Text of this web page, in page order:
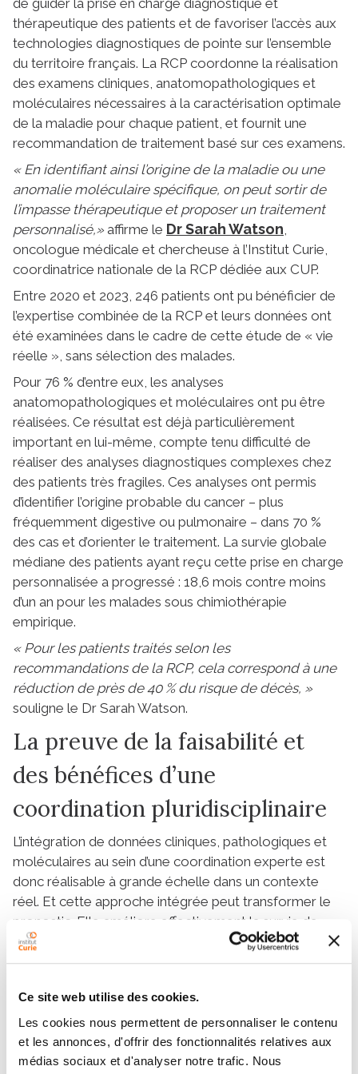
Ce site web utilise des cookies.
Les cookies nous permettent de personnaliser le contenu
et les annonces, d'offrir des fonctionnalités relatives aux
médias sociaux et d'analyser notre trafic. Nous
thérapeutique des patients et de favoriser l’accès aux
technologies diagnostiques de pointe sur l’ensemble
du territoire français. La RCP coordonne la réalisation
des examens cliniques, anatomopathologiques et
moléculaires nécessaires à la caractérisation optimale
de la maladie pour chaque patient, et fournit une
recommandation de traitement basé sur ces examens.
« En identifiant ainsi l’origine de la maladie ou une
anomalie moléculaire spécifique, on peut sortir de
l’impasse thérapeutique et proposer un traitement
personnalisé,» affirme le Dr Sarah Watson
oncologue médicale et chercheuse à l’Institut Curie,
coordinatrice nationale de la RCP dédiée aux CUP.
Entre 2020 et 2023, 246 patients ont pu bénéficier de
l’expertise combinée de la RCP et leurs données ont
été examinées dans le cadre de cette étude de « vie
réelle », sans sélection des malades.
Pour 76 % d’entre eux, les analyses
anatomopathologiques et moléculaires ont pu être
réalisées. Ce résultat est déjà particulièrement
important en lui-même, compte tenu difficulté de
réaliser des analyses diagnostiques complexes chez
des patients très fragiles. Ces analyses ont permis
d’identifier l’origine probable du cancer – plus
fréquemment digestive ou pulmonaire – dans 70 %
des cas et d’orienter le traitement. La survie globale
médiane des patients ayant reçu cette prise en charge
personnalisée a progressé : 18,6 mois contre moins
d’un an pour les malades sous chimiothérapie
empirique.
« Pour les patients traités selon les
recommandations de la RCP, cela correspond à une
réduction de près de 40 % du risque de décès, »
souligne le Dr Sarah Watson.
La preuve de la faisabilité et
des bénéfices d’une
coordination pluridisciplinaire
L’intégration de données cliniques, pathologiques et
moléculaires au sein d’une coordination experte est
donc réalisable à grande échelle dans un contexte
réel. Et cette approche intégrée peut transformer le
pronostic. Elle améliore effectivement la survie de
nombreux patients atteints de cancer de primitif
inconnu. Ce résultat confirme les avantages d’une RCP
prise en charge de ces malades.
à être complétée. Elle confirme l’impact d’une
expertise concertée sur l’amélioration de durée de
vie des patients, mais elle reste rétrospective, et a